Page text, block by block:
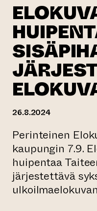
26.8.2024
Perinteinen
kaupungin 7.9.
huipentaa
järjestettävä